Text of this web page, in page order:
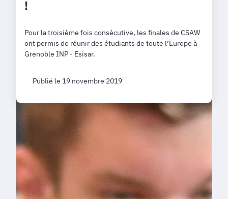
!
Pour la troisième fois consécutive, les finales de CSAW
ont permis de réunir des étudiants de toute l’Europe à
Grenoble INP - Esisar.
Publié le 19 novembre 2019